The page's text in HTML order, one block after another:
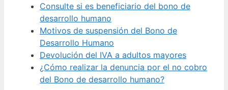
Consulte si es beneficiario del bono de
desarrollo humano
Motivos de suspensión del Bono de
Desarrollo Humano
Devolución del IVA a adultos mayores
¿Cómo realizar la denuncia por el no cobro
del Bono de desarrollo humano?